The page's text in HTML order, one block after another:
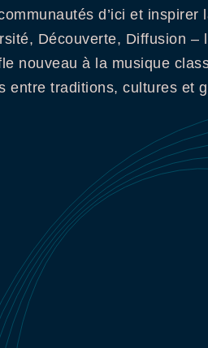
d’ici et
Découverte, Diffusion –
nouveau à la musique
entre traditions, cultures et